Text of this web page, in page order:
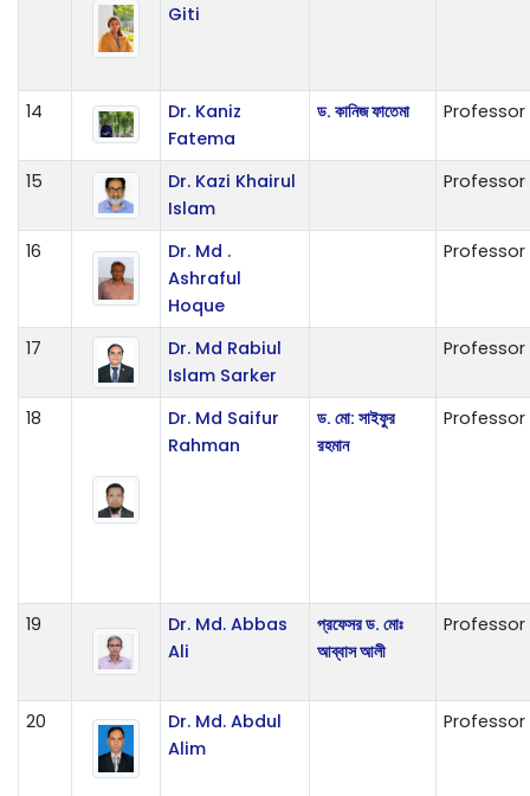
Giti
14
Dr. Kaniz
Fatema
ড. কানিজ ফাতেমা Professor
15
Dr. Kazi Khairul
Islam
Professor
16
Dr. Md .
Ashraful
Hoque
Professor
17
Dr. Md Rabiul
Islam Sarker
Professor
18
Dr. Md Saifur
Rahman
ড. মো: সাইফুর
রহমান
Professor
19
Dr. Md. Abbas
Ali
প্রফেসর ড. মোঃ
আব্বাস আলী
Professor
20
Dr. Md. Abdul
Alim
Professor